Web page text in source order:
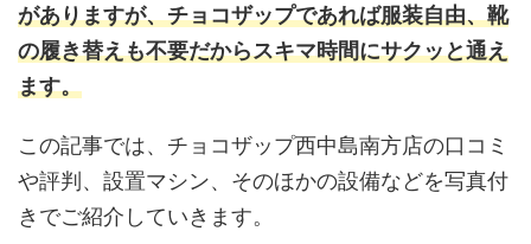
がありますが、チョコザップであれば服装自由、靴
の履き替えも不要だからスキマ時間にサクッと通え
ます。
この記事では、チョコザップ西中島南方店の口コミ
や評判、設置マシン、そのほかの設備などを写真付
きでご紹介していきます。